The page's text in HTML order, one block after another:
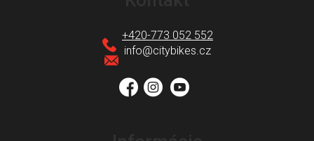
info@citybikes.cz
+420-773 052 552